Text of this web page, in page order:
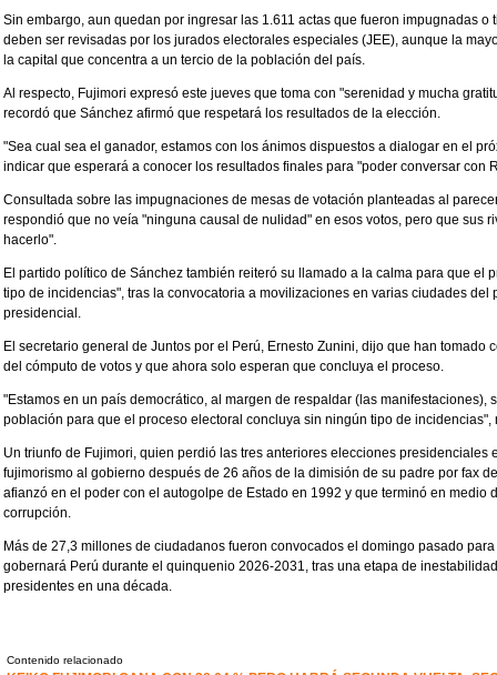
Sin embargo, aun quedan por ingresar las 1.611 actas que fueron impugnadas
deben ser revisadas por los jurados electorales especiales (JEE), aunque la
la capital que concentra a un tercio de la población del país.
Al respecto, Fujimori expresó este jueves que toma con "serenidad y mucha
recordó que Sánchez afirmó que respetará los resultados de la elección.
"Sea cual sea el ganador, estamos con los ánimos dispuestos a dialogar en el
indicar que esperará a conocer los resultados finales para "poder conversar con
Consultada sobre las impugnaciones de mesas de votación planteadas al
respondió que no veía "ninguna causal de nulidad" en esos votos, pero que sus
hacerlo".
El partido político de Sánchez también reiteró su llamado a la calma para que el
tipo de incidencias", tras la convocatoria a movilizaciones en varias ciudades del
presidencial.
El secretario general de Juntos por el Perú, Ernesto Zunini, dijo que han tomado
del cómputo de votos y que ahora solo esperan que concluya el proceso.
"Estamos en un país democrático, al margen de respaldar (las manifestaciones),
población para que el proceso electoral concluya sin ningún tipo de incidencias",
Un triunfo de Fujimori, quien perdió las tres anteriores elecciones presidenciales
fujimorismo al gobierno después de 26 años de la dimisión de su padre por fax
afianzó en el poder con el autogolpe de Estado en 1992 y que terminó en medio
corrupción.
Más de 27,3 millones de ciudadanos fueron convocados el domingo pasado
gobernará Perú durante el quinquenio 2026-2031, tras una etapa de
presidentes en una década.
Contenido relacionado